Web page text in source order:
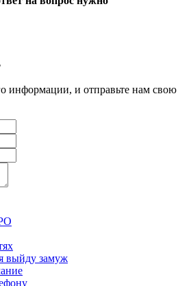
информации, и отправьте нам свою